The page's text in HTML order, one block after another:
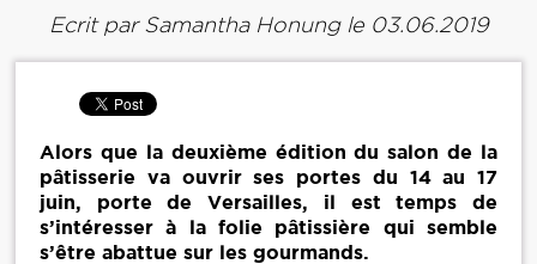
Ecrit par Samantha Honungle 03.06.2019
Alors que la deuxième édition du salon de la
pâtisserie va ouvrir ses portes du 14 au 17
juin, porte de Versailles​​​, il est temps de
s’intéresser à la folie pâtissière qui semble
s’être abattue sur les gourmands.